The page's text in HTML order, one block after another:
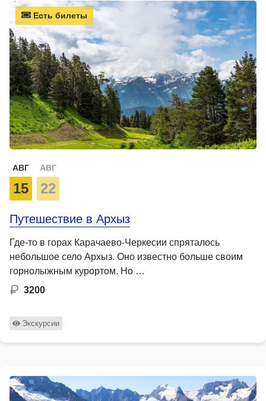
Есть билеты
АВГ
15
АВГ
22
Путешествие в Архыз
Где-то в горах Карачаево-Черкесии спряталось
небольшое село Архыз. Оно известно больше своим
горнолыжным курортом. Но …
3200
Экскурсии